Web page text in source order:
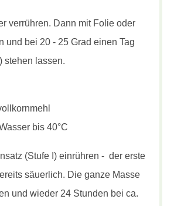
verrühren. Dann mit Folie oder
und bei 20 - 25 Grad einen Tag
stehen lassen.
bis 40°C
(Stufe I) einrühren - der erste
säuerlich. Die ganze Masse
und wieder 24 Stunden bei ca.